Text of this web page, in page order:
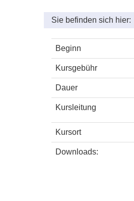
Sie befinden sich hier:
Beginn
Kursgebühr
Dauer
Kursleitung
Kursort
Downloads: